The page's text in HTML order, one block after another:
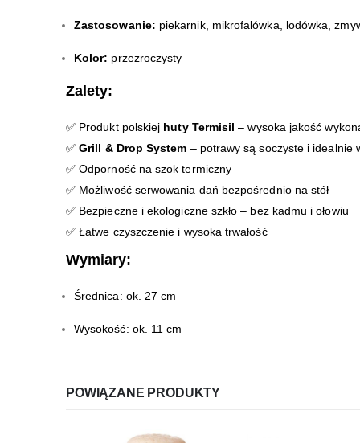
Zastosowanie: piekarnik, mikrofalówka, lodówka,
Kolor: przezroczysty
Zalety:
✅ Produkt polskiej huty Termisil – wysoka jakość
✅Grill & Drop System – potrawy są soczyste i idealnie
✅ Odporność na szok termiczny
✅ Możliwość serwowania dań bezpośrednio na stół
✅ Bezpieczne i ekologiczne szkło – bez kadmu i ołowiu
✅ Łatwe czyszczenie i wysoka trwałość
Wymiary:
Średnica: ok. 27 cm
Wysokość: ok. 11 cm
POWIĄZANE PRODUKTY